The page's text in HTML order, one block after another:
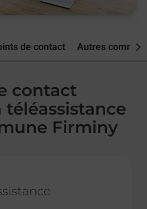
de contact Autres
contact
Firminy